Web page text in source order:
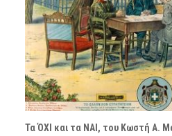
Τα ΌΧΙ και τα ΝΑΙ, του Κωστή Α.